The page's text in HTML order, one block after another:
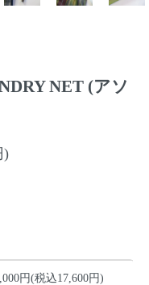
NET (アソ
)
円(税込17,600円)